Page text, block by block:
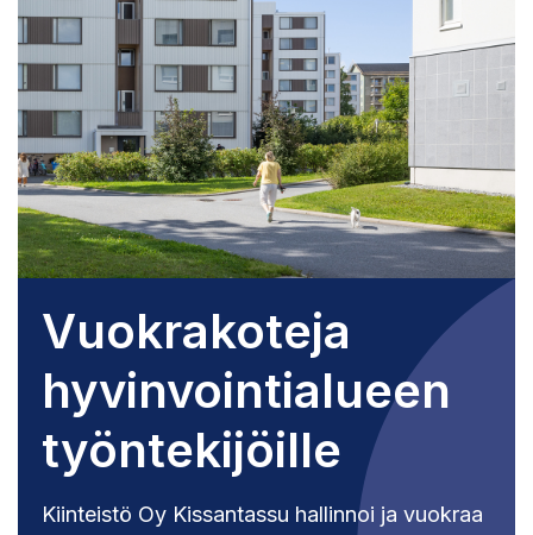
Vuokrakoteja
hyvinvointialueen
työntekijöille
Kiinteistö Oy Kissantassu hallinnoi ja vuokraa